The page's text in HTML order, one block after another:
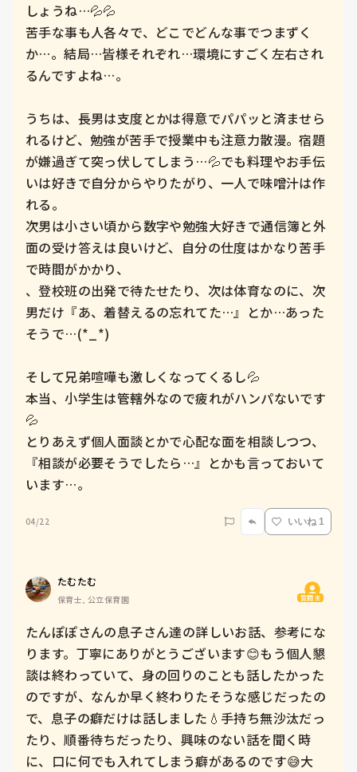
しょうね…💦💦
苦手な事も人各々で、どこでどんな事でつまずく
か…。結局…皆様それぞれ…環境にすごく左右され
るんですよね…。
うちは、長男は支度とかは得意でパパッと済ませら
れるけど、勉強が苦手で授業中も注意力散漫。宿題
が嫌過ぎて突っ伏してしまう…💦でも料理やお手伝
いは好きで自分からやりたがり、一人で味噌汁は作
れる。
次男は小さい頃から数字や勉強大好きで通信簿と外
面の受け答えは良いけど、自分の仕度はかなり苦手
で時間がかかり、
、登校班の出発で待たせたり、次は体育なのに、次
男だけ『あ、着替えるの忘れてた…』とか…あった
そうで…(*_*)
そして兄弟喧嘩も激しくなってくるし💦
本当、小学生は管轄外なので疲れがハンパないです
💦
とりあえず個人面談とかで心配な面を相談しつつ、
『相談が必要そうでしたら…』とかも言っておいて
います…。
04/22 いいね 1
たむたむ
保育士, 公立保育園 質問主
たんぽぽさんの息子さん達の詳しいお話、参考にな
ります。丁寧にありがとうございます😊もう個人懇
談は終わっていて、身の回りのことも話したかった
のですが、なんか早く終わりたそうな感じだったの
で、息子の癖だけは話しました💧手持ち無沙汰だっ
たり、順番待ちだったり、興味のない話を聞く時
に、口に何でも入れてしまう癖があるのです😅大